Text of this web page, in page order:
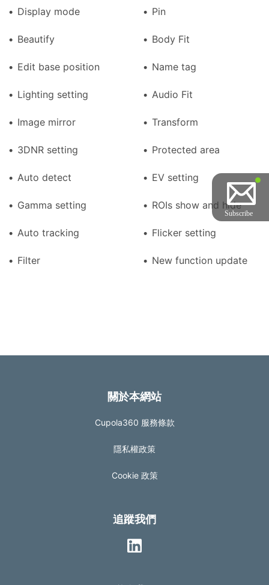
Display mode Pin
Beautify Body Fit
Edit base position Name tag
Lighting setting Audio Fit
Image mirror Transform
3DNR setting Protected area
Auto detect EV setting
Gamma setting ROIs show and hide
Auto tracking Flicker setting
Filter New function update
關於本網站
Cupola360 服務條款
隱私權政策
Cookie 政策
追蹤我們